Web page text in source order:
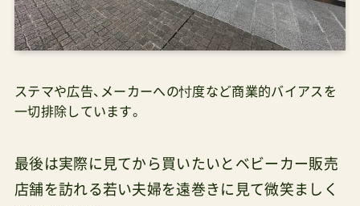
ステマや広告、メーカーへの忖度など商業的バイアスを
一切排除しています。
最後は実際に見てから買いたいとベビーカー販売
店舗を訪れる若い夫婦を遠巻きに見て微笑ましく